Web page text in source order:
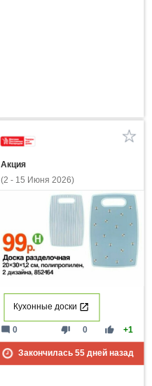
Акция
(2 - 15 Июня 2026)
Кухонные доски
thumb_down 0 thumb_up +1
mode_comment 0
Закончилась 55дней назад